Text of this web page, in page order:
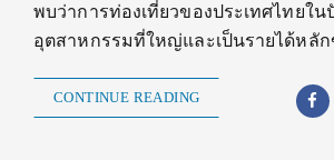
พบว่าการท่องเที่ยวของประเทศไทยใน
อุตสาหกรรมที่ใหญ่และเป็นรายได้หลั
CONTINUE READING